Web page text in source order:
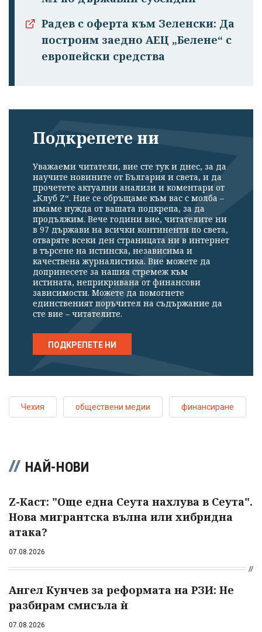
Радев с оферта към Зеленски: Да
построим заедно АЕЦ „Белене“ с
европейски средства
Подкрепете ни
Уважаеми читатели, вие сте тук и днес, за да
научите новините от България и света, и да
прочетете актуални анализи и коментари от
„Клуб Z“. Ние се обръщаме към вас с молба –
имаме нужда от вашата подкрепа, за да
продължим. Вече години вие, читателите ни
в 97 държави на всички континенти по света,
отваряте всеки ден страницата ни в интернет
в търсене на истинска, независима и
качествена журналистика. Вие можете да
допринесете за нашия стремеж към
истината, неприкривана от финансови
зависимости. Можете да помогнете
единственият поръчител на съдържание да
сте вие – читателите.
ПОДКРЕПЕТЕ НИ
Чехия обществени медии финансиране
НАЙ-НОВИ
Z-Каст: "Още една Сеута нахлува в Сеута".
Нова мигрантска вълна или хибридна
атака?
07.08.2026
Ангел Кунчев за реформата на РЗИ: Не
разбирам смисъла ѝ
07.08.2026